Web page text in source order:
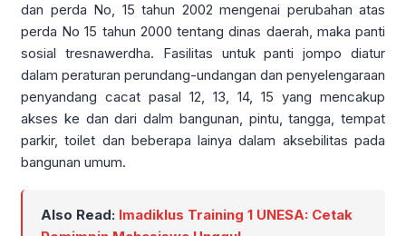
dan perda No, 15 tahun 2002 mengenai perubahan atas
perda No 15 tahun 2000 tentang dinas daerah, maka panti
sosial tresnawerdha. Fasilitas untuk panti jompo diatur
dalam peraturan perundang-undangan dan penyelengaraan
penyandang cacat pasal 12, 13, 14, 15 yang mencakup
akses ke dan dari dalm bangunan, pintu, tangga, tempat
parkir, toilet dan beberapa lainya dalam aksebilitas pada
bangunan umum.
Also Read: Imadiklus Training 1 UNESA: Cetak